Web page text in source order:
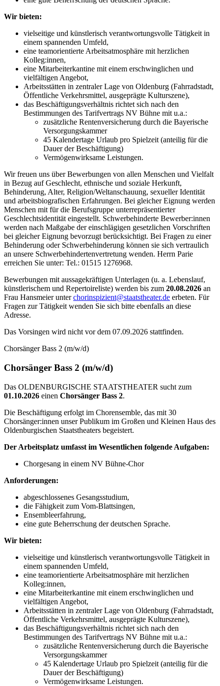
Wir bieten:
vielseitige und künstlerisch verantwortungsvolle Tätigkeit in
einem spannenden Umfeld,
eine teamorientierte Arbeitsatmosphäre mit herzlichen
Kolleg:innen,
eine Mitarbeiterkantine mit einem erschwinglichen und
vielfältigen Angebot,
Arbeitsstätten in zentraler Lage von Oldenburg (Fahrradstadt,
Öffentliche Verkehrsmittel, ausgeprägte Kulturszene),
das Beschäftigungsverhältnis richtet sich nach den
Bestimmungen des Tarifvertrags NV Bühne mit u.a.:
zusätzliche Rentenversicherung durch die Bayerische
Versorgungskammer
45 Kalendertage Urlaub pro Spielzeit (anteilig für die
Dauer der Beschäftigung)
Vermögenwirksame Leistungen.
Wir freuen uns über Bewerbungen von allen Menschen und Vielfalt
in Bezug auf Geschlecht, ethnische und soziale Herkunft,
Behinderung, Alter, Religion/Weltanschauung, sexueller Identität
und arbeitsbiografischen Erfahrungen. Bei gleicher Eignung werden
Menschen mit für die Berufsgruppe unterrepräsentierter
Geschlechtsidentität eingestellt. Schwerbehinderte Bewerber:innen
werden nach Maßgabe der einschlägigen gesetzlichen Vorschriften
bei gleicher Eignung bevorzugt berücksichtigt. Bei Fragen zu einer
Behinderung oder Schwerbehinderung können sie sich vertraulich
an unsere Schwerbehindertenvertretung wenden. Herrn Parie
erreichen Sie unter: Tel.: 01515 1276968.
Bewerbungen mit aussagekräftigen Unterlagen (u. a. Lebenslauf,
künstlerischem und Repertoireliste) werden bis zum 20.08.2026 an
Frau Hansmeier unterchorinspizient@staatstheater.de erbeten. Für
Fragen zur Tätigkeit wenden Sie sich bitte ebenfalls an diese
Adresse.
Das Vorsingen wird nicht vor dem 07.09.2026 stattfinden.
Chorsänger Bass 2 (m/w/d)
Chorsänger Bass 2 (m/w/d)
Das OLDENBURGISCHE STAATSTHEATER sucht zum
01.10.2026 einen Chorsänger Bass 2.
Die Beschäftigung erfolgt im Chorensemble, das mit 30
Chorsänger:innen unser Publikum im Großen und Kleinen Haus des
Oldenburgischen Staatstheaters begeistert.
Der Arbeitsplatz umfasst im Wesentlichen folgende Aufgaben:
Chorgesang in einem NV Bühne-Chor
Anforderungen:
abgeschlossenes Gesangsstudium,
die Fähigkeit zum Vom-Blattsingen,
Ensembleerfahrung,
eine gute Beherrschung der deutschen Sprache.
Wir bieten:
vielseitige und künstlerisch verantwortungsvolle Tätigkeit in
einem spannenden Umfeld,
eine teamorientierte Arbeitsatmosphäre mit herzlichen
Kolleg:innen,
eine Mitarbeiterkantine mit einem erschwinglichen und
vielfältigen Angebot,
Arbeitsstätten in zentraler Lage von Oldenburg (Fahrradstadt,
Öffentliche Verkehrsmittel, ausgeprägte Kulturszene),
das Beschäftigungsverhältnis richtet sich nach den
Bestimmungen des Tarifvertrags NV Bühne mit u.a.:
zusätzliche Rentenversicherung durch die Bayerische
Versorgungskammer
45 Kalendertage Urlaub pro Spielzeit (anteilig für die
Dauer der Beschäftigung)
Vermögenwirksame Leistungen.